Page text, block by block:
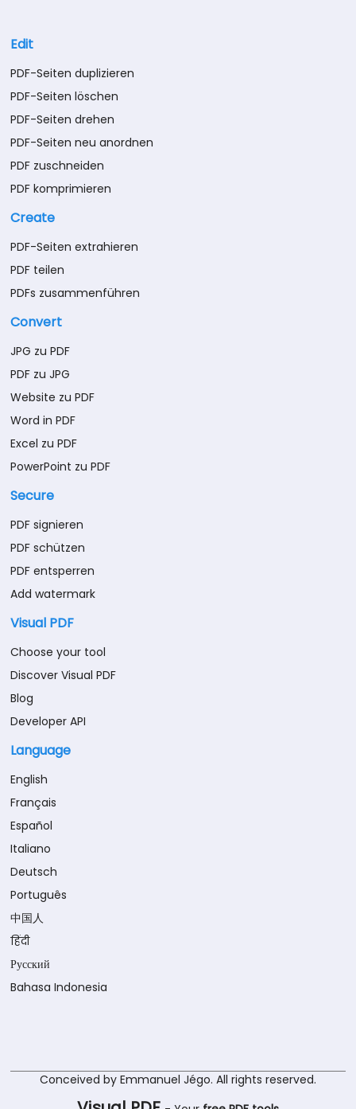
Edit
PDF-Seiten duplizieren
PDF-Seiten löschen
PDF-Seiten drehen
PDF-Seiten neu anordnen
PDF zuschneiden
PDF komprimieren
Create
PDF-Seiten extrahieren
PDF teilen
PDFs zusammenführen
Convert
JPG zu PDF
PDF zu JPG
Website zu PDF
Word in PDF
Excel zu PDF
PowerPoint zu PDF
Secure
PDF signieren
PDF schützen
PDF entsperren
Add watermark
Visual PDF
Choose your tool
Discover Visual PDF
Blog
Developer API
Language
English
Français
Español
Italiano
Deutsch
Português
中国人
हिंदी
Русский
Bahasa Indonesia
Conceived by Emmanuel Jégo. All rights reserved.